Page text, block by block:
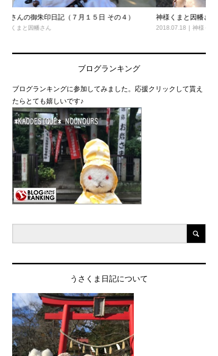
神様くまと因幡さんの御朱印日記（７月１５日 その３）
2018.07.18 神様くまと因幡さん
神
ブログランキング
ブログランキングに参加してみました。応援クリックして貰え
たらとても嬉しいです♪
うさくま日記について